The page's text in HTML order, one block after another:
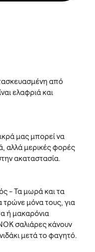
από
ελαφριά και
μας μπορεί να
αλλά μερικές φορές
ακαταστασία.
- Τα μωρά και τα
τρώνε μόνα τους, για
ή μακαρόνια
σαλιάρες κάνουν
μετά το φαγητό.